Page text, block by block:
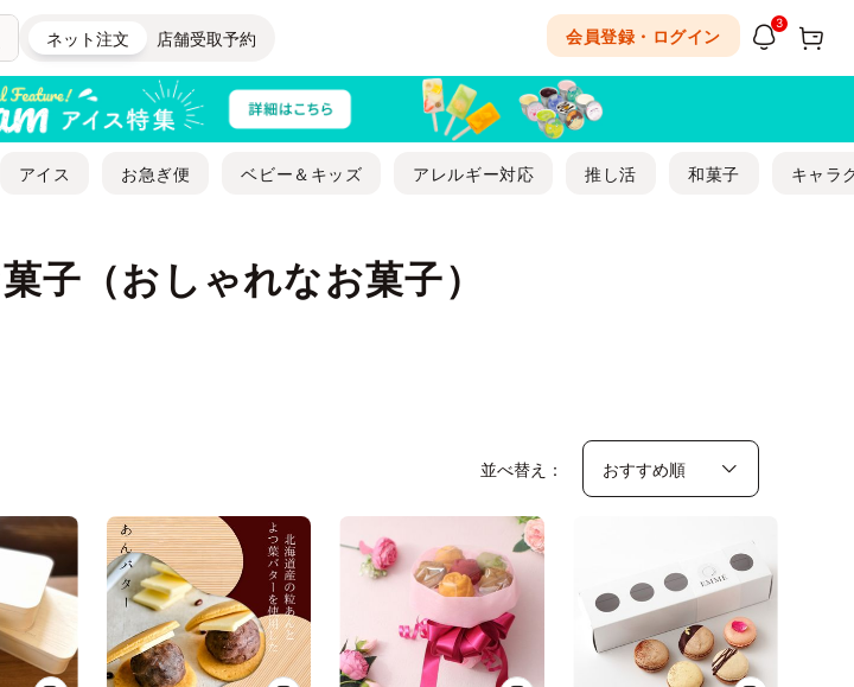
ネット注文 店舗受取予約 会員登録・ログイン
3
アイス お急ぎ便 ベビー＆キッズ アレルギー対応 推し活 和菓子 キャラ
子（おしゃれなお菓子）
並べ替え：